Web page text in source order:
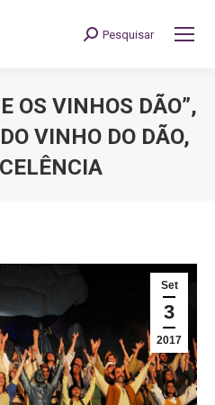
Search:
Pesquisar
OS VINHOS DÃO”,
VINHO DO DÃO,
Set
3
2017